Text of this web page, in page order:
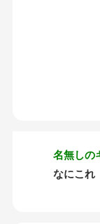
名無しの
なにこれ